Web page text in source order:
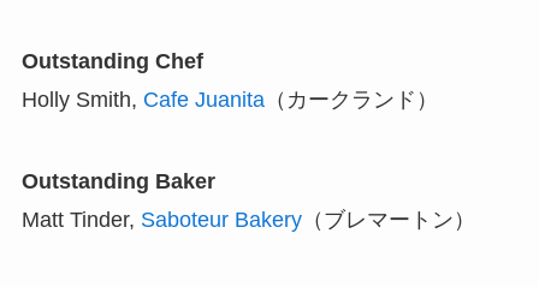
Outstanding Chef
Holly Smith, Cafe Juanita（カークランド）
Outstanding Baker
Matt Tinder, Saboteur Bakery（ブレマートン）